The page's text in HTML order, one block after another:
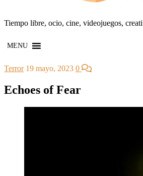
Tiempo libre, ocio, cine, videojuegos,
MENU
Terror 19 mayo, 2023 0
Echoes of Fear